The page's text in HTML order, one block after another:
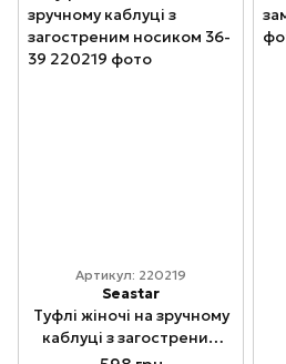
Артикул: 220219
Seastar
Туфлі жіночі на зручному
каблуці з загостреним
носиком 36-39